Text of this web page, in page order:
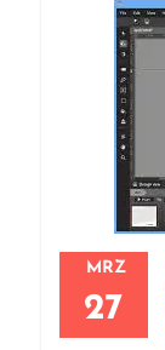
MRZ
27